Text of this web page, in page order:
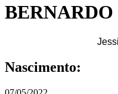
Nascimento: